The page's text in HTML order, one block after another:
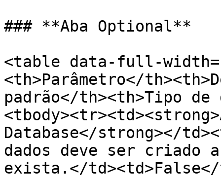
### **Aba Optional**
<table data-full-
<th>Parâmetro</
padrão</th><th>Tipo
Database</strong></
dados deve ser criado
exista.</